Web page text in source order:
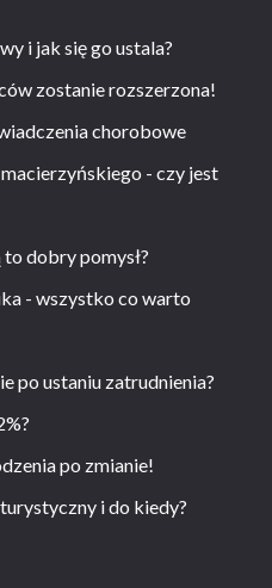
i jak się go ustala?
zostanie rozszerzona!
chorobowe
- czy jest
dobry pomysł?
- wszystko co warto
po ustaniu zatrudnienia?
po zmianie!
i do kiedy?